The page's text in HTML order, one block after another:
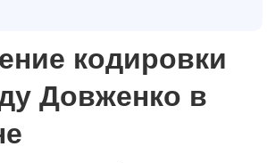
кодировки
Довженко в